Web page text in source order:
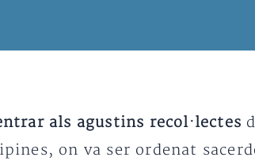
als agustins recol·lectes
on va ser ordenat